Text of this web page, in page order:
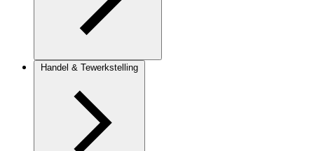
Handel & Tewerkstelling